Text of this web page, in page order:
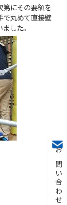
お問い合わせ
第にその要領を
で丸めて直接壁
した。